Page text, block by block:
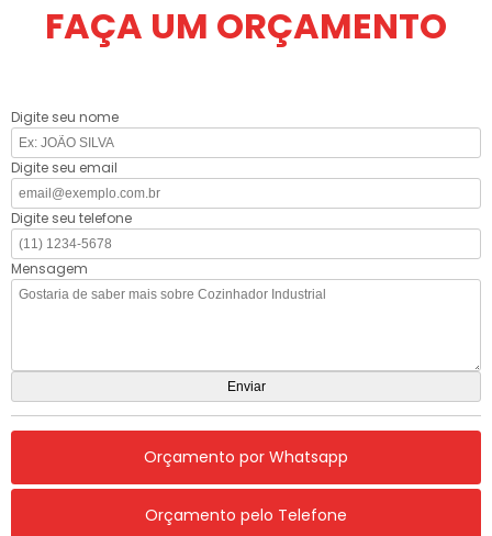
FAÇA UM ORÇAMENTO
Digite seu nome
Digite seu email
Digite seu telefone
Mensagem
Orçamento por Whatsapp
Orçamento pelo Telefone